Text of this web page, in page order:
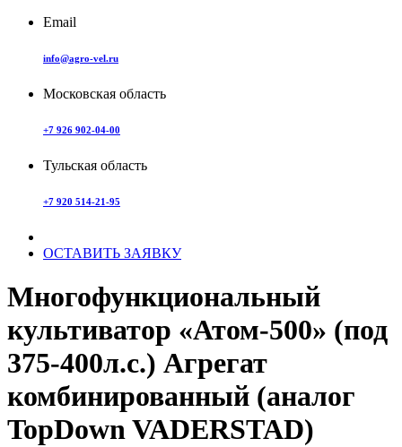
Email
info@agro-vel.ru
Московская область
+7 926 902-04-00
Тульская область
+7 920 514-21-95
ОСТАВИТЬ ЗАЯВКУ
Многофункциональный
культиватор «Атом-500» (под
375-400л.с.) Агрегат
комбинированный (аналог
TopDown VADERSTAD)